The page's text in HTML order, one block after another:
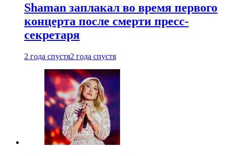
Shaman заплакал во время первого
концерта после смерти пресс-
секретаря
2 года спустя2 года спустя